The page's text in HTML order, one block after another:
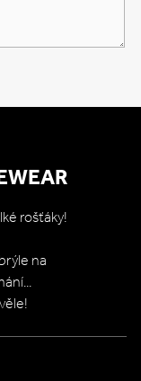
rošťáky!
na